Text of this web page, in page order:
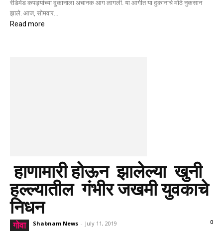
रेडिमेड कपड्यांच्या दुकानाला अचानक आग लागली. या आगीत या दुकानाचे मोठे नुकसान
झाले. आज, सोमवार...
Read more
हाणामारी होऊन झालेल्या खुनी
हल्ल्यातील गंभीर जखमी युवकाचे
निधन
गोवा Shabnam News - July 11, 2019 0